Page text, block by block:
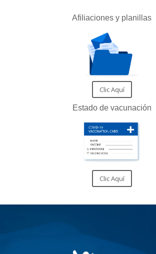
Afiliaciones y planillas
Clic Aquí
Estado de vacunación
Clic Aquí